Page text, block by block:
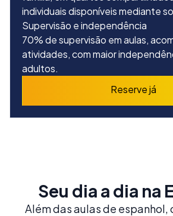
individuais disponíveis mediante
Supervisão e independência
70% de supervisão em aulas,
atividades, com maior
adultos.
Reserve já
Seu dia a dia na
Além das aulas de espanhol,